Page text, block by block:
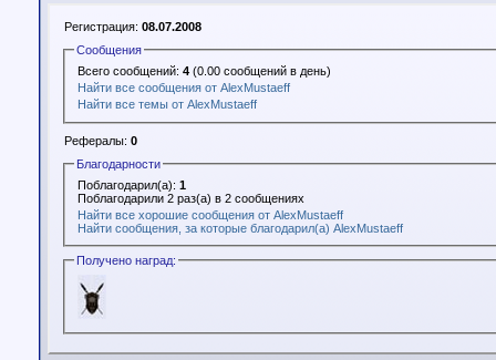
Регистрация: 08.07.2008
Сообщения
Всего сообщений:4 (0.00 сообщений в день)
Найти все сообщения от AlexMustaeff
Найти все темы от AlexMustaeff
Рефералы: 0
Благодарности
Поблагодарил(а):1
Поблагодарили 2 раз(а) в 2 сообщениях
Найти все хорошие сообщения от AlexMustaeff
Найти сообщения, за которые благодарил(а) AlexMustaeff
Получено наград: